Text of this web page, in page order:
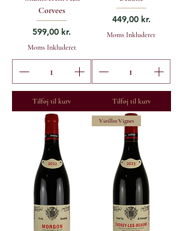
Corvees
Pris
599,00 kr.
Moms Inkluderet
Tilføj til kurv
Pris
449,00 kr.
Moms Inkluderet
Tilføj til kurv
Vieilles Vignes